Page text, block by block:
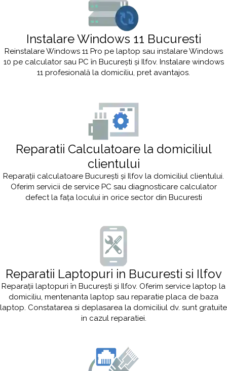
Instalare Windows 11 Bucuresti
Reinstalare Windows 11 Pro pe laptop sau instalare Windows
10 pe calculator sau PC în București și Ilfov. Instalare windows
11 profesională la domiciliu, pret avantajos.
Reparatii Calculatoare la domiciliul
clientului
Reparații calculatoare București și Ilfov la domiciliul clientului.
Oferim servicii de service PC sau diagnosticare calculator
defect la fața locului in orice sector din Bucuresti
Reparatii Laptopuri in Bucuresti si Ilfov
Reparații laptopuri în București și Ilfov. Oferim service laptop la
domiciliu, mentenanta laptop sau reparatie placa de baza
laptop. Constatarea si deplasarea la domiciliul dv. sunt gratuite
in cazul reparatiei.